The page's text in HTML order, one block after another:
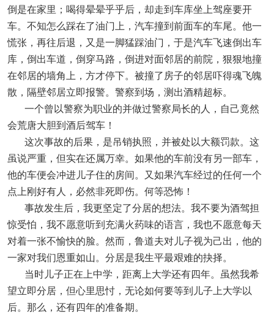
倒是在家里；喝得晕晕乎乎后，却走到车库坐上驾座要开
车。不知怎么踩在了油门上，汽车撞到前面车的车尾。他一
慌张，再往后退，又是一脚猛踩油门，于是汽车飞速倒出车
库，倒出车道，倒穿马路，倒进对面邻居的前院，狠狠地撞
在邻居的墙角上，方才停下。被撞了房子的邻居吓得魂飞魄
散，隔壁邻居立即报警。警察到场，测出酒精超标。
一个曾以警察为职业的并做过警察局长的人，自己竟然
会荒唐大胆到酒后驾车！
这次事故的后果，是吊销执照，并被处以大额罚款。这
虽说严重，但实在还属万幸。如果他的车前没有另一部车，
他的车便会冲进儿子住的房间。又如果汽车经过的任何一个
点上刚好有人，必然非死即伤。何等恐怖！
事故发生后，我更坚定了分居的想法。我不要为酒驾担
惊受怕，我不愿意听到充满火药味的语言，我也不愿意每天
对着一张不愉快的脸。然而，鲁道夫对儿子视为己出，他的
一家对我们恩重如山。分居是我生平最艰难的抉择。
当时儿子正在上中学，距离上大学还有四年。虽然我希
望立即分居，但心里思忖，无论如何要等到儿子上大学以
后。那么，还有四年的准备期。